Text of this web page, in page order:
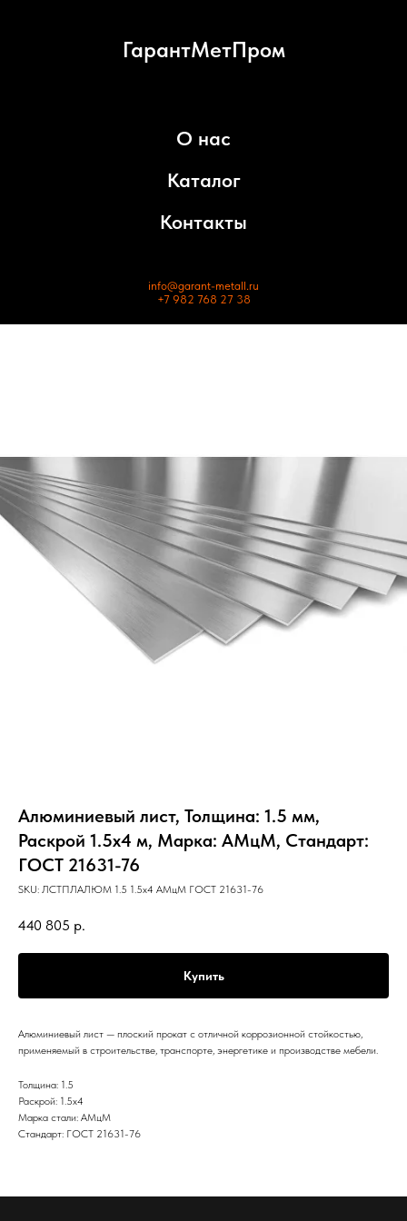
ГарантМетПром
О нас
Каталог
Контакты
info@garant-metall.ru
+7 982 768 27 38
Алюминиевый лист, Толщина: 1.5 мм,
Раскрой 1.5х4 м, Марка: АМцМ, Стандарт:
ГОСТ 21631-76
SKU: ЛСТПЛАЛЮМ 1.5 1.5х4 АМцМ ГОСТ 21631-76
440 805 р.
Купить
Алюминиевый лист — плоский прокат с отличной коррозионной стойкостью,
применяемый в строительстве, транспорте, энергетике и производстве мебели.
Толщина: 1.5
Раскрой: 1.5х4
Марка стали: АМцМ
Стандарт: ГОСТ 21631-76